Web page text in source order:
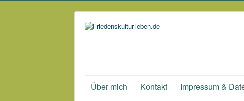
Über mich Kontakt Impressum &